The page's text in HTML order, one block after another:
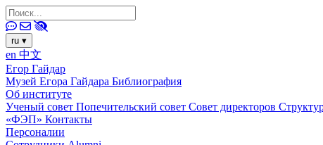
ru ▾
en 中文
Егор Гайдар
Музей Егора Гайдара Библиография
Об институте
Ученый совет Попечительский совет Совет директоров
«ФЭП» Контакты
Персоналии